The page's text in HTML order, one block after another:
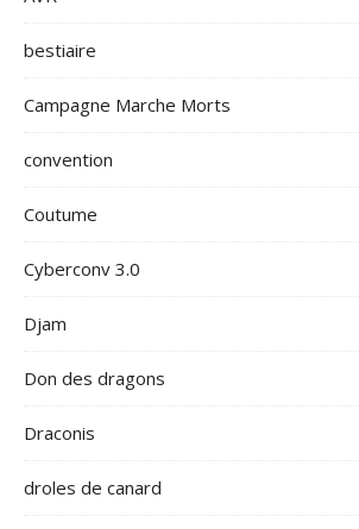
bestiaire
Campagne Marche Morts
convention
Coutume
Cyberconv 3.0
Djam
Don des dragons
Draconis
droles de canard